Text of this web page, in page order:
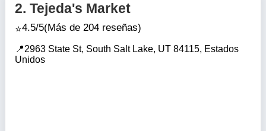
2. Tejeda's Market
4.5/5(Más de 204 reseñas)
2963 State St, South Salt Lake, UT 84115, Estados
Unidos